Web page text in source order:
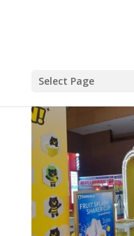
Select Page